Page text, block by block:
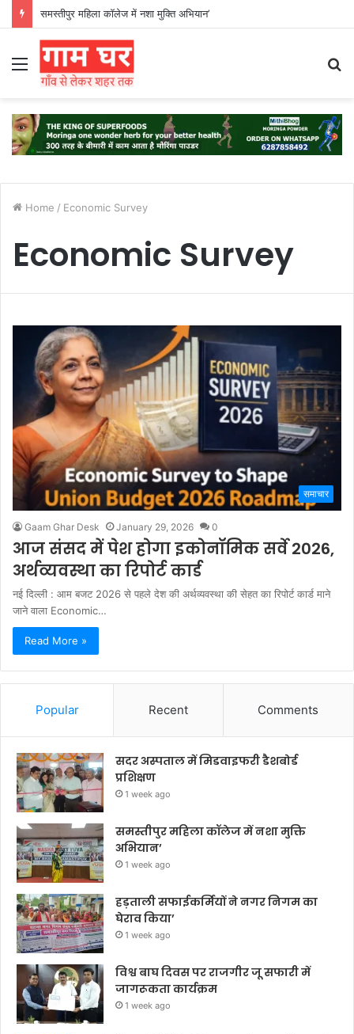
समस्तीपुर महिला कॉलेज में नशा मुक्ति अभियान’
Menu
Home / Economic Survey
Economic Survey
समाचार
Gaam Ghar Desk January 29, 2026 0
आज संसद में पेश होगा इकोनॉमिक सर्वे 2026,
अर्थव्यवस्था का रिपोर्ट कार्ड
नई दिल्ली : आम बजट 2026 से पहले देश की अर्थव्यवस्था की सेहत का रिपोर्ट कार्ड माने
जाने वाला Economic…
Read More »
Popular Recent Comments
सदर अस्पताल में मिडवाइफरी डैशबोर्ड
प्रशिक्षण
1 week ago
समस्तीपुर महिला कॉलेज में नशा मुक्ति
अभियान’
1 week ago
हड़ताली सफाईकर्मियों ने नगर निगम का
घेराव किया’
1 week ago
विश्व बाघ दिवस पर राजगीर जू सफारी में
जागरूकता कार्यक्रम
1 week ago